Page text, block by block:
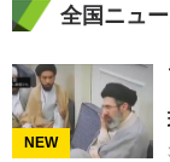
全国ニュ
NEW